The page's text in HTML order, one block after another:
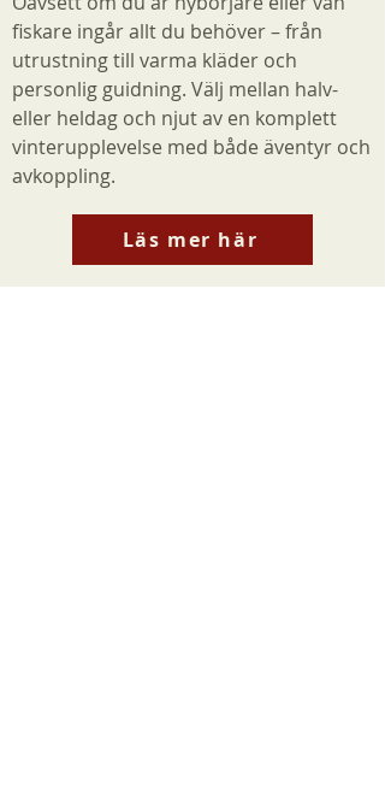
fiskare ingår allt du behöver – från
utrustning till varma kläder och
personlig guidning. Välj mellan halv-
eller heldag och njut av en komplett
vinterupplevelse med både äventyr och
avkoppling.
Läs mer här